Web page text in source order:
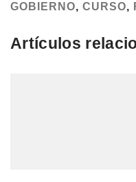
GOBIERNO, CURSO,
Artículos